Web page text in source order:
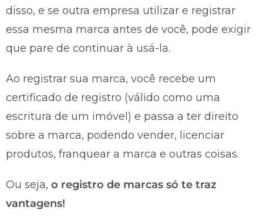
disso, e se outra empresa utilizar e registrar
essa mesma marca antes de você, pode exigir
que pare de continuar à usá-la.
Ao registrar sua marca, você recebe um
certificado de registro (válido como uma
escritura de um imóvel) e passa a ter direito
sobre a marca, podendo vender, licenciar
produtos, franquear a marca e outras coisas.
Ou seja, o registro de marcas só te traz
vantagens!